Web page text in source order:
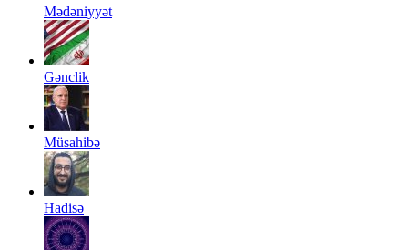
Mədəniyyət
Gənclik
Müsahibə
Hadisə